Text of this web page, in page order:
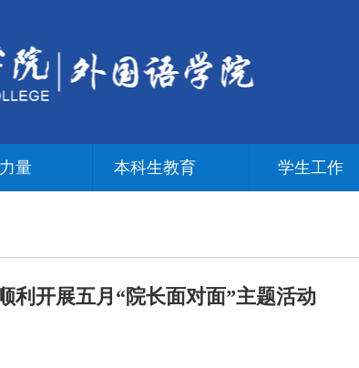
量 本科生教育 学生工作
利开展五月“院长面对面”主题活动